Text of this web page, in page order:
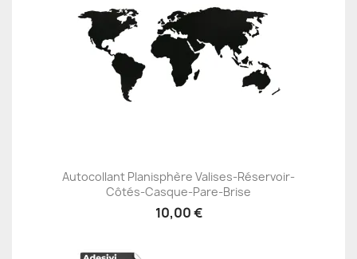
Autocollant Planisphère Valises-Réservoir-
Côtés-Casque-Pare-Brise
10,00 €